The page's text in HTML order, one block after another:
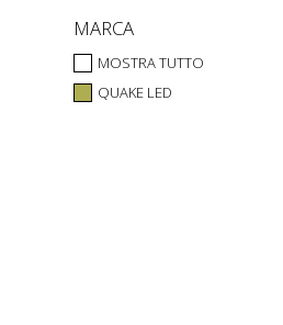
MARCA
MOSTRA TUTTO
QUAKE LED